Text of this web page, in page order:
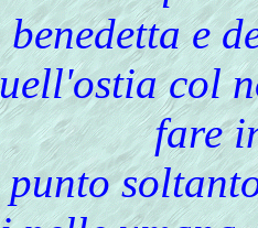
e
col
fare
punto